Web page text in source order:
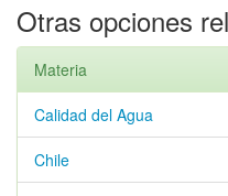
Otras opciones
Materia
Calidad del Agua
Chile